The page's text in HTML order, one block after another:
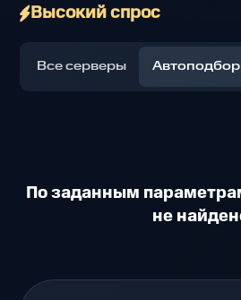
Высокий спрос
Все серверы
По заданным
не